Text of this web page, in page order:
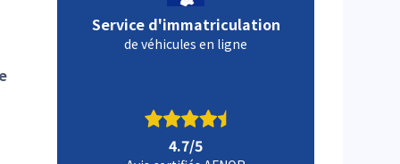
Service d'immatriculation
de véhicules en ligne
4.7/5